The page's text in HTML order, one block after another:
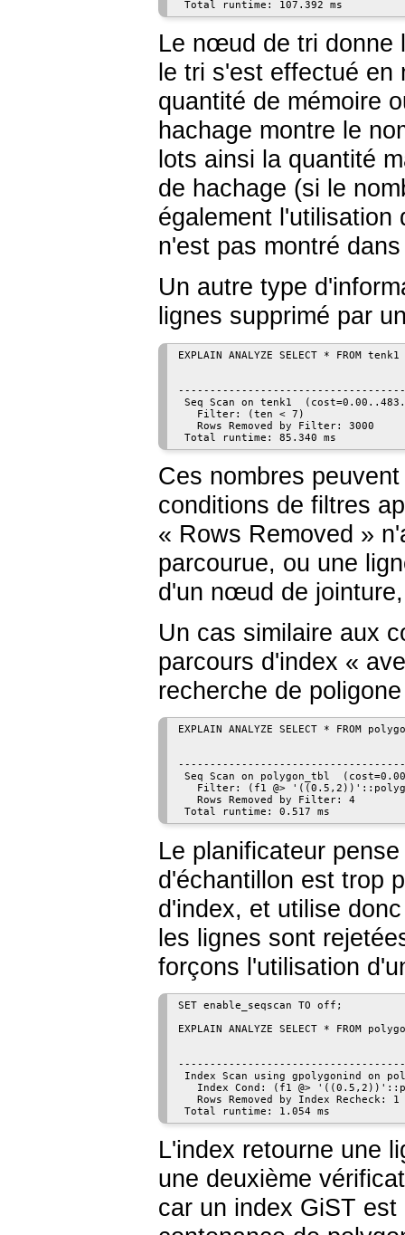
Le nœud de tri donne
le tri s'est effectué
quantité de mémoire
hachage montre le
lots ainsi la quantité
de hachage (si le
également l'utilisation
n'est pas montré
Un autre type
lignes supprimé par
EXPLAIN ANALYZE SELECT * FROM
Seq Scan on tenk1
   Filter: (ten < 7)
   Rows Removed by Filter: 3000
Ces nombres
conditions de filtres
« Rows Removed »
parcourue, ou une
d'un nœud de
Un cas similaire aux
parcours d'index «
recherche de
EXPLAIN ANALYZE SELECT * FROM
Seq Scan on polygon_tbl
Filter: (f1 @>
   Rows Removed by Filter: 4
Le planificateur
d'échantillon est trop
d'index, et utilise
les lignes sont
forçons l'utilisation
SET enable_seqscan TO off;
EXPLAIN ANALYZE SELECT * FROM
Index Scan using gpolygonind on
Index Cond: (f1 @>
   Rows Removed by Index Recheck: 1
L'index retourne une
une deuxième
car un index GiST est